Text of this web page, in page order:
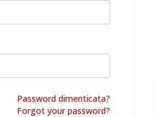
Password dimenticata?
Forgot your password?